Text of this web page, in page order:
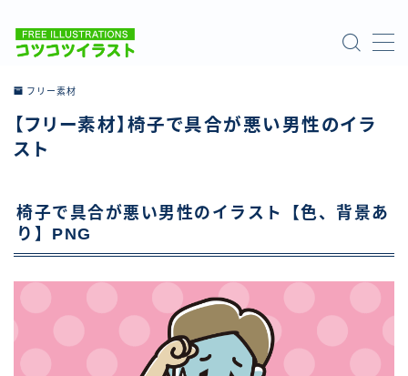
ホーム
お問い合わせ
フリー素材
【フリー素材】椅子で具合が悪い男性のイラ
スト
椅子で具合が悪い男性のイラスト【色、背景あ
り】PNG